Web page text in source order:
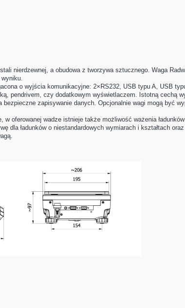
nierdzewnej, a obudowa z tworzywa sztucznego. Waga
o wyjścia komunikacyjne: 2×RS232, USB typu A, USB
pendrivem, czy dodatkowym wyświetlaczem. Istotną cechą
zapisywanie danych. Opcjonalnie wagi mogą być
w oferowanej wadze istnieje także możliwość ważenia
dla ładunków o niestandardowych wymiarach i kształtach